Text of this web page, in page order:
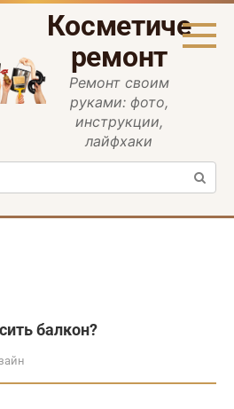
ремонт
Ремонт своим
руками: фото,
инструкции,
лайфхаки
балкон?